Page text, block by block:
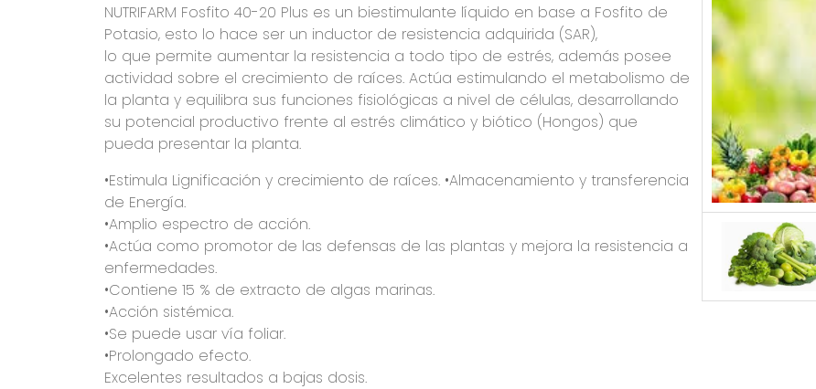
NUTRIFARM Fosfito 40-20 Plus es un biestimulante líquido en base a Fosfito de
Potasio, esto lo hace ser un inductor de resistencia adquirida (SAR),
lo que permite aumentar la resistencia a todo tipo de estrés, además posee
actividad sobre el crecimiento de raíces. Actúa estimulando el metabolismo de
la planta y equilibra sus funciones fisiológicas a nivel de células, desarrollando
su potencial productivo frente al estrés climático y biótico (Hongos) que
pueda presentar la planta.
•Estimula Lignificación y crecimiento de raíces. •Almacenamiento y transferencia
de Energía.
•Amplio espectro de acción.
•Actúa como promotor de las defensas de las plantas y mejora la resistencia a
enfermedades.
•Contiene 15 % de extracto de algas marinas.
•Acción sistémica.
•Se puede usar vía foliar.
•Prolongado efecto.
Excelentes resultados a bajas dosis.